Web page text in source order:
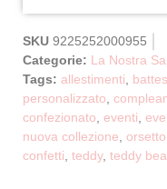
SKU 9225252000955
Categorie: La Nostra
Tags: allestimenti,
personalizzato,
confezionato, eventi,
nuova collezione, orsetto
confetti, teddy, teddy